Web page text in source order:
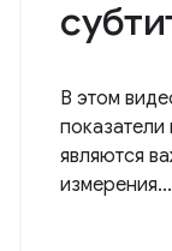
В этом
являются
измерения...